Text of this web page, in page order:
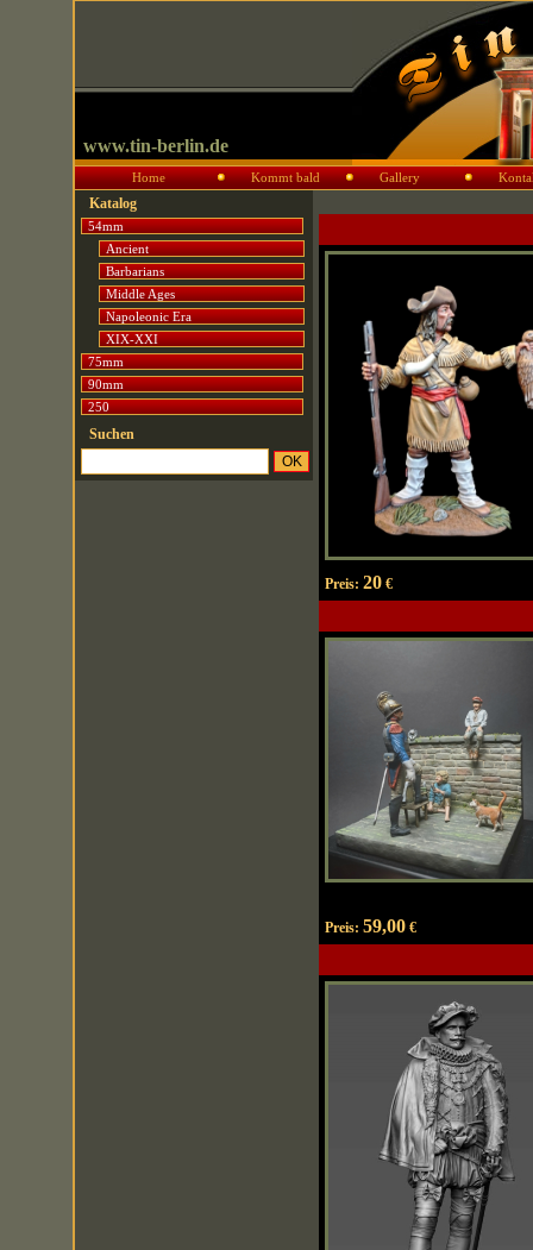
www.tin-berlin.de
Home Kommt bald Gallery
Katalog
54mm
Ancient
Barbarians
Middle Ages
Napoleonic Era
XIX-XXI
75mm
90mm
250
Suchen
Preis: 20€
Preis: 59,00€